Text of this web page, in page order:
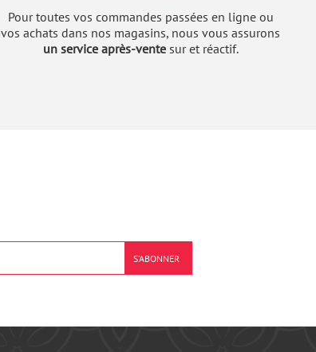
Pour toutes vos commandes passées en ligne ou
vos achats dans nos magasins, nous vous assurons
un service après-ventesur et réactif.